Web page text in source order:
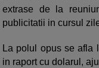
extrase de la
publicitatii in cursul
La polul opus se afla
in raport cu dolarul,